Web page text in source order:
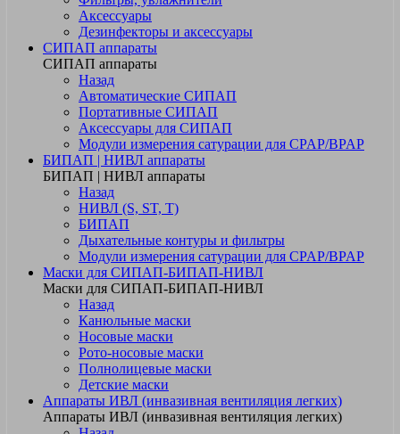
Аксессуары
Дезинфекторы и аксессуары
СИПАП аппараты
СИПАП аппараты
Назад
Автоматические СИПАП
Портативные СИПАП
Аксессуары для СИПАП
Модули измерения сатурации для CPAP/BPAP
БИПАП | НИВЛ аппараты
БИПАП | НИВЛ аппараты
Назад
НИВЛ (S, ST, T)
БИПАП
Дыхательные контуры и фильтры
Модули измерения сатурации для CPAP/BPAP
Маски для СИПАП-БИПАП-НИВЛ
Маски для СИПАП-БИПАП-НИВЛ
Назад
Канюльные маски
Носовые маски
Рото-носовые маски
Полнолицевые маски
Детские маски
Аппараты ИВЛ (инвазивная вентиляция легких)
Аппараты ИВЛ (инвазивная вентиляция легких)